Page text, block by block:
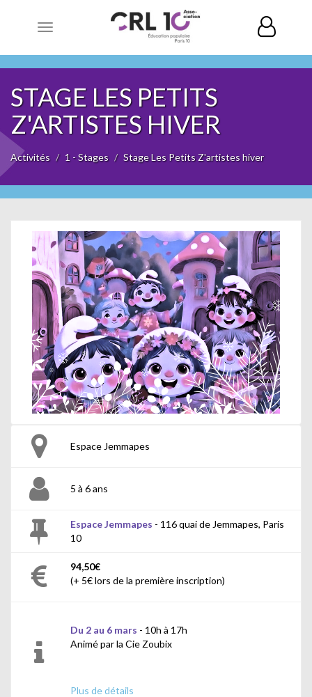
Toggle
STAGE LES PETITS
Z'ARTISTES HIVER
Activités 1 - Stages Stage Les Petits Z'artistes hiver
Espace Jemmapes
5 à 6 ans
Espace Jemmapes - 116 quai de Jemmapes, Paris
10
94,50€
(+ 5€ lors de la première inscription)
Du 2 au 6 mars - 10h à 17h
Animé par la Cie Zoubix
Prévoir un change, un panier repas et un
Plus de détails